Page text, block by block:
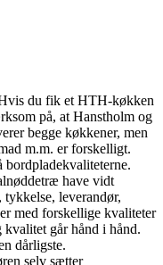
du fik et HTH-køkken
på, at Hanstholm og
begge køkkener, men
m.m. er forskelligt.
have vidt
leverandør,
med forskellige kvaliteter
går hånd i hånd.
dårligste.
selv sætter